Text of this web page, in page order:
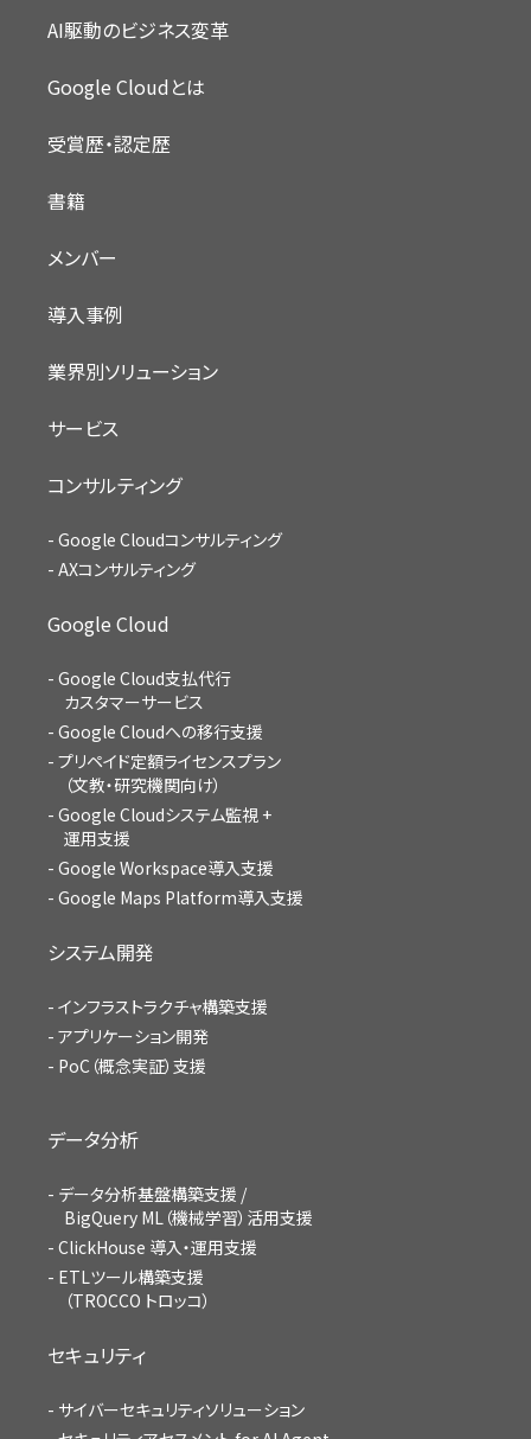
AI駆動のビジネス変革
Google Cloudとは
受賞歴・認定歴
書籍
メンバー
導入事例
業界別ソリューション
サービス
コンサルティング
Google Cloudコンサルティング
AXコンサルティング
Google Cloud
Google Cloud支払代行
カスタマーサービス
Google Cloudへの移行支援
プリペイド定額ライセンスプラン
（文教・研究機関向け）
Google Cloudシステム監視 +
運用支援
Google Workspace導入支援
Google Maps Platform導入支援
システム開発
インフラストラクチャ構築支援
アプリケーション開発
PoC（概念実証）支援
データ分析
データ分析基盤構築支援 /
BigQuery ML（機械学習）活用支援
ClickHouse 導入・運用支援
ETLツール構築支援
（TROCCO トロッコ）
セキュリティ
サイバーセキュリティソリューション